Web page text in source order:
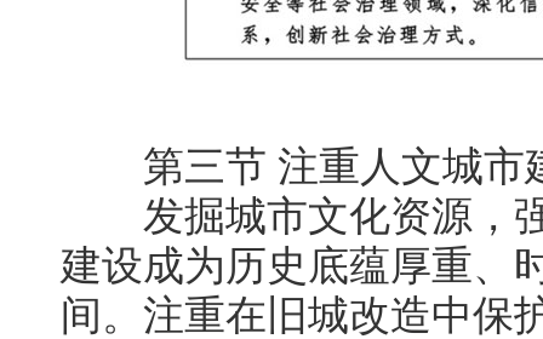
第三节 注重人文城市
发掘城市文化资源，强
建设成为历史底蕴厚重、
间。注重在旧城改造中保